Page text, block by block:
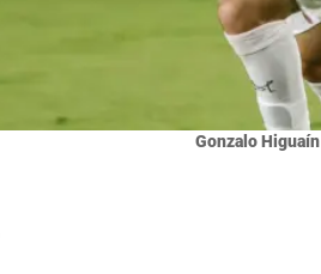
Gonzalo Higuaín